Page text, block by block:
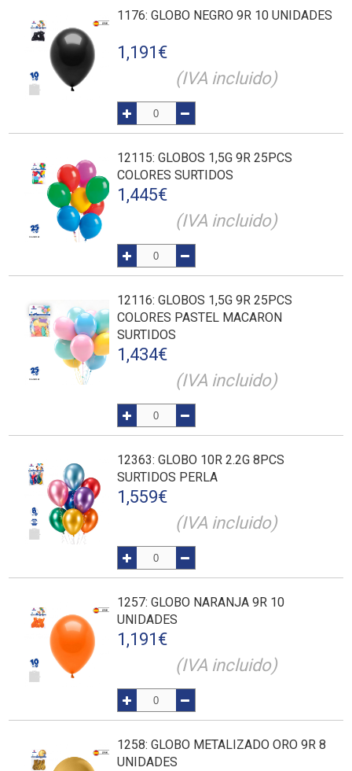
1176: GLOBO NEGRO 9R 10 UNIDADES
1,191 €
(IVA incluido)
12115: GLOBOS 1,5G 9R 25PCS
COLORES SURTIDOS
1,445€
(IVA incluido)
12116: GLOBOS 1,5G 9R 25PCS
COLORES PASTEL MACARON
SURTIDOS
1,434€
(IVA incluido)
12363: GLOBO 10R 2.2G 8PCS
SURTIDOS PERLA
1,559€
(IVA incluido)
1257: GLOBO NARANJA 9R 10
UNIDADES
1,191 €
(IVA incluido)
1258: GLOBO METALIZADO ORO 9R 8
UNIDADES